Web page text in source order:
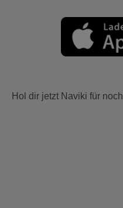
Hol dir jetzt Naviki für